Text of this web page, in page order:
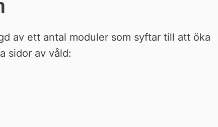
av ett antal moduler som syftar till att öka
sidor av våld: